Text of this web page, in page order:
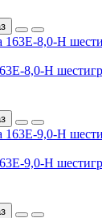
8,0-H
9,0-H